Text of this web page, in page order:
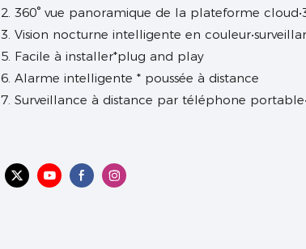
2. 360° vue panoramique de la plateforme
3. Vision nocturne intelligente en
5. Facile à installer*plug and play
6. Alarme intelligente * poussée à distance
7. Surveillance à distance par téléphone